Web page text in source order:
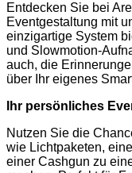
Entdecken Sie bei
Eventgestaltung mit
einzigartige System
und Slowmotion-
auch, die
über Ihr eigenes
Ihr persönliches
Nutzen Sie die
wie Lichtpaketen,
einer Cashgun zu